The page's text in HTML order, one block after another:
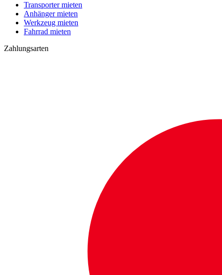
Transporter mieten
Anhänger mieten
Werkzeug mieten
Fahrrad mieten
Zahlungsarten